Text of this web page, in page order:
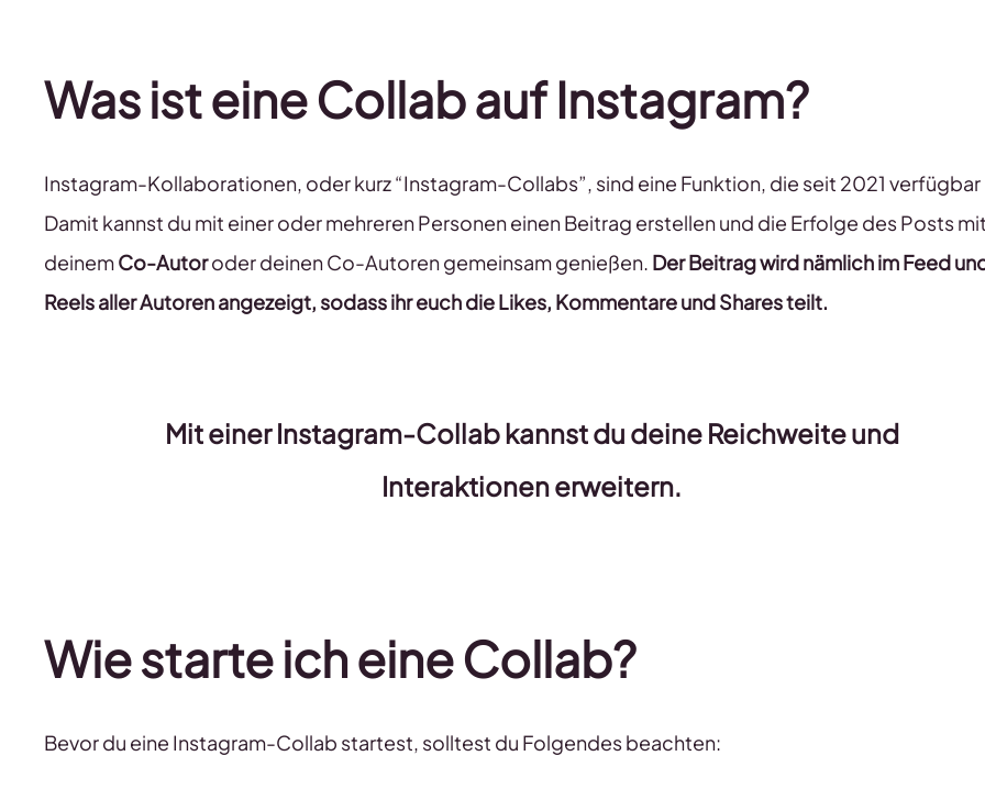
Was ist eine Collab auf Instagram?
Instagram-Kollaborationen, oder kurz “Instagram-Collabs”, sind eine Funktion, die seit 2021 verfügbar
Damit kannst du mit einer oder mehreren Personen einen Beitrag erstellen und die Erfolge des Posts
deinemCo-Autoroder deinen Co-Autoren gemeinsam genießen. Der Beitrag wird nämlich im Feed
Reels aller Autoren angezeigt, sodass ihr euch die Likes, Kommentare und Shares teilt.
Mit einer Instagram-Collab kannst du deine Reichweite und
Interaktionen erweitern.
Wie starte ich eine Collab?
Bevor du eine Instagram-Collab startest, solltest du Folgendes beachten: